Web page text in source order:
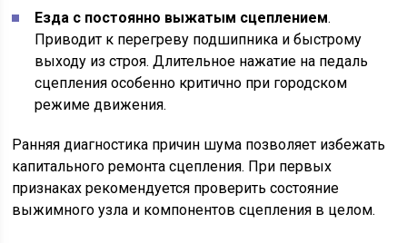
Езда с постоянно выжатым сцеплением.
Приводит к перегреву подшипника и быстрому
выходу из строя. Длительное нажатие на педаль
сцепления особенно критично при городском
режиме движения.
Ранняя диагностика причин шума позволяет избежать
капитального ремонта сцепления. При первых
признаках рекомендуется проверить состояние
выжимного узла и компонентов сцепления в целом.